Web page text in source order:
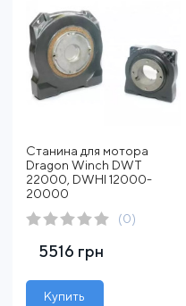
Станина для мотора
Dragon Winch DWT
22000, DWHI 12000-
20000
(0)
5516 грн
Купить